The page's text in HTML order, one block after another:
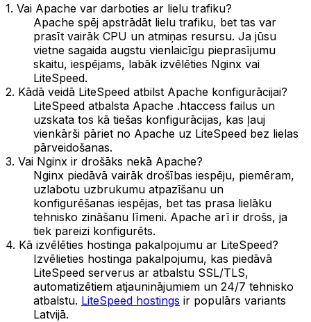
1. Vai Apache var darboties ar lielu trafiku?
Apache spēj apstrādāt lielu trafiku, bet tas var
prasīt vairāk CPU un atmiņas resursu. Ja jūsu
vietne sagaida augstu vienlaicīgu pieprasījumu
skaitu, iespējams, labāk izvēlēties Nginx vai
LiteSpeed.
2. Kādā veidā LiteSpeed atbilst Apache konfigurācijai?
LiteSpeed atbalsta Apache .htaccess failus un
uzskata tos kā tiešas konfigurācijas, kas ļauj
vienkārši pāriet no Apache uz LiteSpeed bez lielas
pārveidošanas.
3. Vai Nginx ir drošāks nekā Apache?
Nginx piedāvā vairāk drošības iespēju, piemēram,
uzlabotu uzbrukumu atpazīšanu un
konfigurēšanas iespējas, bet tas prasa lielāku
tehnisko zināšanu līmeni. Apache arī ir drošs, ja
tiek pareizi konfigurēts.
4. Kā izvēlēties hostinga pakalpojumu ar LiteSpeed?
Izvēlieties hostinga pakalpojumu, kas piedāvā
LiteSpeed serverus ar atbalstu SSL/TLS,
automatizētiem atjauninājumiem un 24/7 tehnisko
atbalstu. LiteSpeed hostings ir populārs variants
Latvijā.